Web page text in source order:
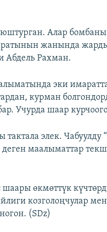
Алар бомбаны
жанында
Абдель Рахман.
эки
курман
Учурда шаар
элек. Чабуулду
маалыматтар
өкмөттүк
козголоңчулар
(SDz)